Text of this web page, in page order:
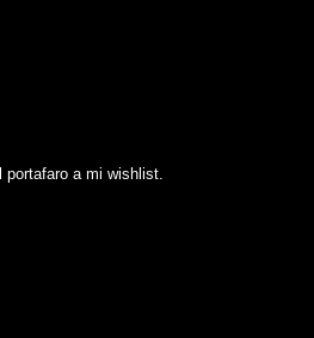
a mi wishlist.